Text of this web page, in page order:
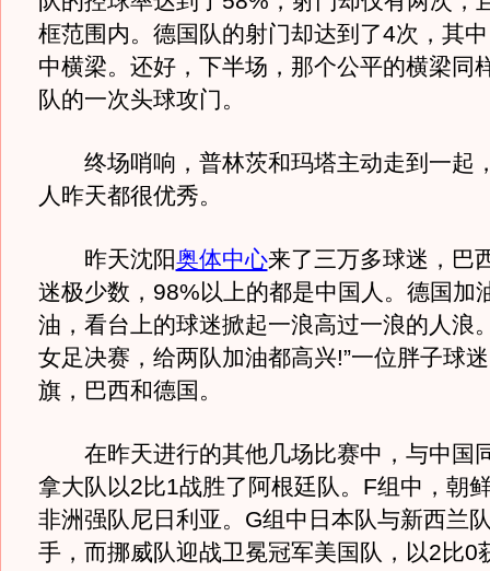
框范围内。德国队的射门却达到了4次，其
中横梁。还好，下半场，那个公平的横梁同
队的一次头球攻门。
终场哨响，普林茨和玛塔主动走到一起
人昨天都很优秀。
昨天沈阳奥体中心来了三万多球迷，巴
迷极少数，98%以上的都是中国人。德国加
油，看台上的球迷掀起一浪高过一浪的人浪
女足决赛，给两队加油都高兴!”一位胖子球
旗，巴西和德国。
在昨天进行的其他几场比赛中，与中国
拿大队以2比1战胜了阿根廷队。F组中，朝
非洲强队尼日利亚。G组中日本队与新西兰
手，而挪威队迎战卫冕冠军美国队，以2比0